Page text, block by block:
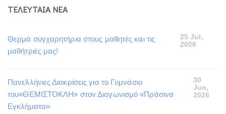
ΤΕΛΕΥΤΑΙΑ ΝΕΑ
Θερμά συγχαρητήρια στους μαθητές και τις
μαθήτριές μας!
25 Jul,
2026
Πανελλήνιες Διακρίσεις για το Γυμνάσιο
του«ΘΕΜΙΣΤΟΚΛΗ» στον Διαγωνισμό «Πράσινα
Εγκλήματα»
30
Jun,
2026